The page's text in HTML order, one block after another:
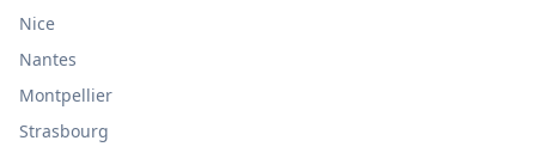
Nice
Nantes
Montpellier
Strasbourg